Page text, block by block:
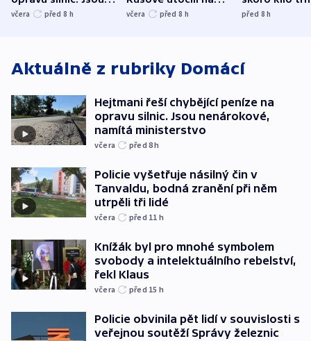
nenárokové, namítá
včera před 8 h
trh, hasiče či
včera před 8 h
indicie
před 8h
Aktuálně z rubriky Domácí
Hejtmani řeší chybějící peníze na
opravu silnic. Jsou nenárokové,
namítá ministerstvo
včera před 8h
Policie vyšetřuje násilný čin v
Tanvaldu, bodná zranění při něm
utrpěli tři lidé
včera před 11 h
Knížák byl pro mnohé symbolem
svobody a intelektuálního rebelství,
řekl Klaus
včera před 15 h
Policie obvinila pět lidí v souvislosti s
veřejnou soutěží Správy železnic